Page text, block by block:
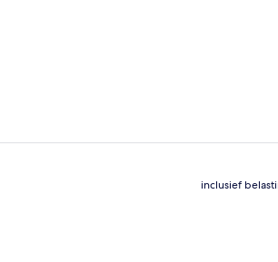
inclusief